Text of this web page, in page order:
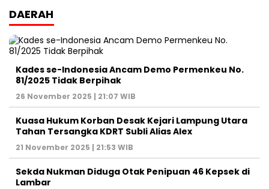
DAERAH
Kades se-Indonesia Ancam Demo Permenkeu No.
81/2025 Tidak Berpihak
26 November 2025 | 21:07 WIB
Kuasa Hukum Korban Desak Kejari Lampung Utara
Tahan Tersangka KDRT Subli Alias Alex
21 November 2025 | 21:53 WIB
Sekda Nukman Diduga Otak Penipuan 46 Kepsek di
Lambar